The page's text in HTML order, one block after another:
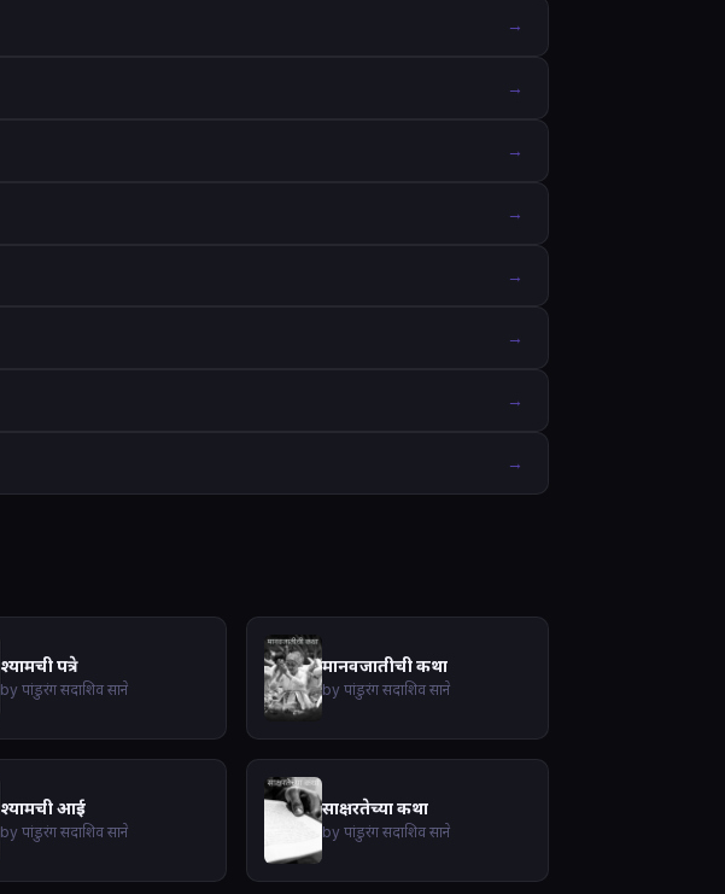
→
→
→
→
→
→
→
→
श्यामची पत्रे
by पांडुरंग सदाशिव साने
मानवजातीची कथा
by पांडुरंग सदाशिव साने
श्यामची आई
by पांडुरंग सदाशिव साने
साक्षरतेच्या कथा
by पांडुरंग सदाशिव साने